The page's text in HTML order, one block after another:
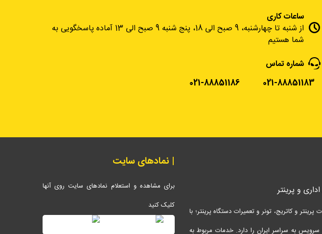
ساعات کاری
از شنبه تا چهارشنبه، 9 صبح الی 18، پنج شنبه 9 صبح الی 13 آماده پاسخگویی به
شما هستیم
شماره تماس
021-88851183
021-88851186
و پرینتر
و کاتریج، تونر و تعمیرات دستگاه پرینتر؛ با
سرویس‌ به سراسر ایران را دارد. خدمات مربوط به
| نمادهای سایت
برای مشاهده و استعلام نمادهای سایت روی آنها
کلیک کنید